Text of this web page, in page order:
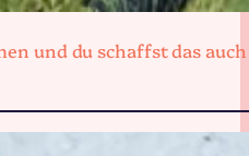
und du schaffst das auch